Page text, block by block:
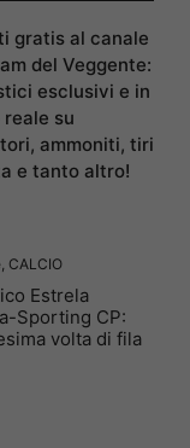
gratis al canale
del Veggente:
esclusivi e in
su
ammoniti, tiri
e tanto altro!
, CALCIO
Estrela
Sporting CP:
volta di fila